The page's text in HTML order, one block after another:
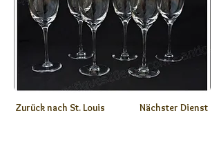
Zurück nach St. Louis Nächster Dienst